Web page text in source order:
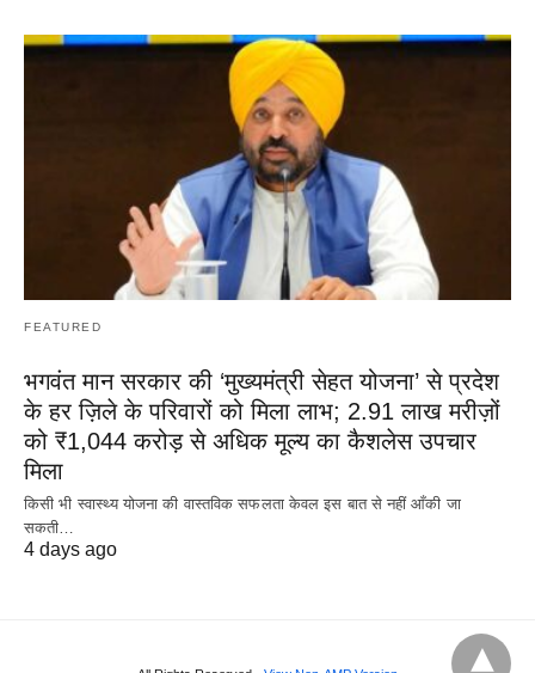
FEATURED
भगवंत मान सरकार की ‘मुख्यमंत्री सेहत योजना’ से प्रदेश
के हर ज़िले के परिवारों को मिला लाभ; 2.91 लाख मरीज़ों
को ₹1,044 करोड़ से अधिक मूल्य का कैशलेस उपचार
मिला
किसी भी स्वास्थ्य योजना की वास्तविक सफलता केवल इस बात से नहीं आँकी जा
सकती…
4 days ago